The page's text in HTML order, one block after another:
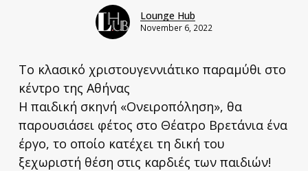
Lounge Hub
November 6, 2022
To κλασικό χριστουγεννιάτικο παραμύθι στο
κέντρο της Αθήνας
Η παιδική σκηνή «Ονειροπόληση», θα
παρουσιάσει φέτος στο Θέατρο Βρετάνια ένα
έργο, το οποίο κατέχει τη δική του
ξεχωριστή θέση στις καρδιές των παιδιών!